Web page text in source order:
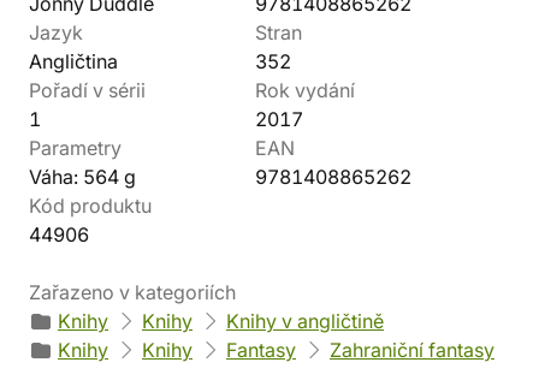
Jazyk
Angličtina
Stran
352
Pořadí v sérii
1
Rok vydání
2017
Parametry
Váha: 564 g
EAN
9781408865262
Kód produktu
44906
Zařazeno v kategoriích
Knihy
Knihy
Knihy v angličtině
Knihy
Knihy Fantasy Zahraniční fantasy